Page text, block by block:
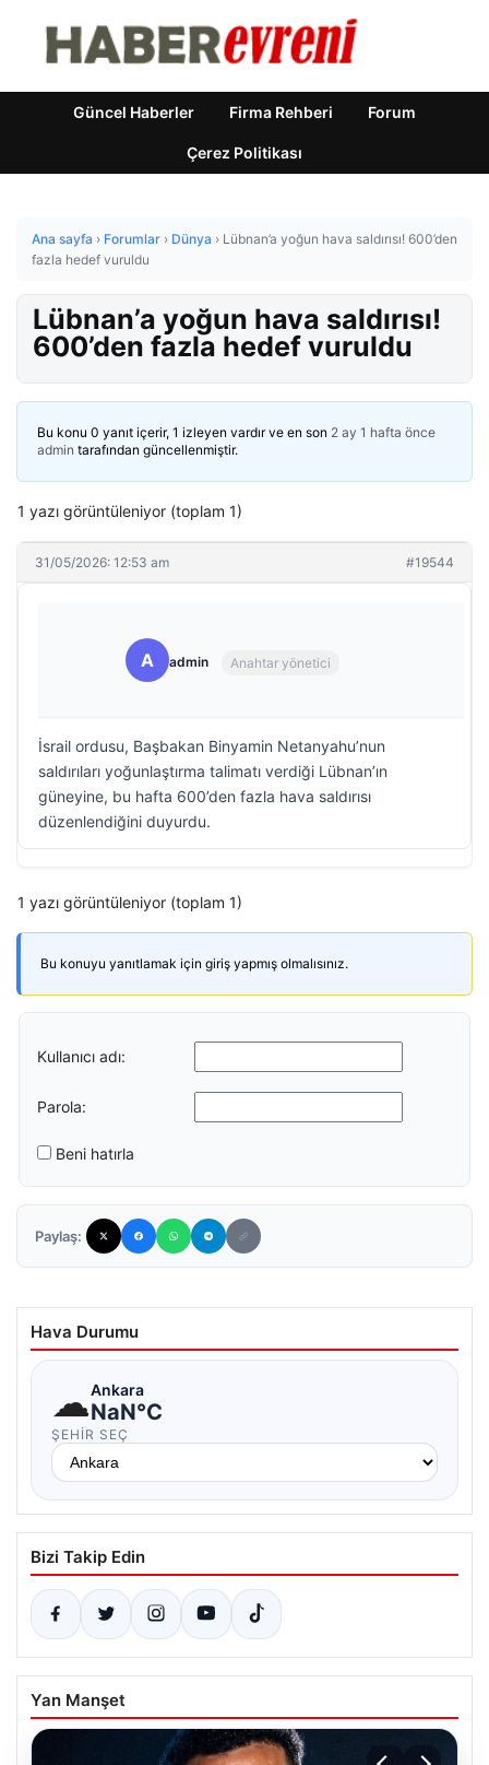
Güncel Haberler Firma Rehberi Forum
Çerez Politikası
Ana sayfa › Forumlar › Dünya › Lübnan’a yoğun hava saldırısı! 600’den
fazla hedef vuruldu
Lübnan’a yoğun hava saldırısı!
600’den fazla hedef vuruldu
Bu konu 0 yanıt içerir, 1 izleyen vardır ve en son 2 ay 1 hafta önce
admin tarafından güncellenmiştir.
1 yazı görüntüleniyor (toplam 1)
31/05/2026: 12:53 am #19544
A admin Anahtar yönetici
İsrail ordusu, Başbakan Binyamin Netanyahu’nun
saldırıları yoğunlaştırma talimatı verdiği Lübnan’ın
güneyine, bu hafta 600’den fazla hava saldırısı
düzenlendiğini duyurdu.
1 yazı görüntüleniyor (toplam 1)
Bu konuyu yanıtlamak için giriş yapmış olmalısınız.
Kullanıcı adı:
Parola:
Beni hatırla
Paylaş:
Hava Durumu
☁Ankara
NaN°C
ŞEHIR SEÇ
Bizi Takip Edin
Yan Manşet